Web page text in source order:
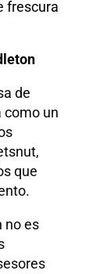
frescura
de
como un
que
no es